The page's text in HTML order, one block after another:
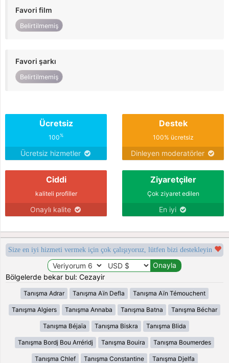
Favori film
Belirtilmemiş
Favori şarkı
Belirtilmemiş
Ücretsiz
100%
Ücretsiz hizmetler
Destek
100% ücretsiz
Dinleyen moderatörler
Ciddi
kaliteli profiller
Onaylı kalite
Ziyaretçiler
Çok ziyaret edilen
En iyi
Size en iyi hizmeti vermek için çok çalışıyoruz, lütfen bizi destekleyin
Bölgelerde bekar bul: Cezayir
Tanışma Adrar Tanışma Aïn Defla Tanışma Aïn Témouchent
Tanışma Algiers Tanışma Annaba Tanışma Batna Tanışma Béchar
Tanışma Béjaïa Tanışma Biskra Tanışma Blida
Tanışma Bordj Bou Arréridj Tanışma Bouira Tanışma Boumerdes
Tanışma Chlef Tanışma Constantine Tanışma Djelfa